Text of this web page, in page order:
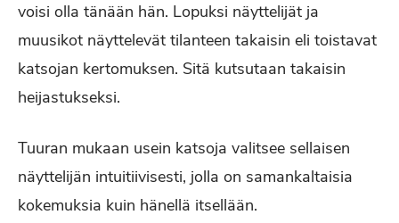
voisi olla tänään hän. Lopuksi näyttelijät ja
muusikot näyttelevät tilanteen takaisin eli toistavat
katsojan kertomuksen. Sitä kutsutaan takaisin
heijastukseksi.
Tuuran mukaan usein katsoja valitsee sellaisen
näyttelijän intuitiivisesti, jolla on samankaltaisia
kokemuksia kuin hänellä itsellään.